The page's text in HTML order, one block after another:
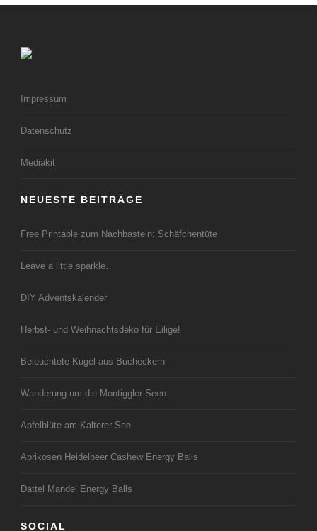
Impressum
Datenschutz
Mediakit
NEUESTE BEITRÄGE
Free Printable zum Nachbasteln: Schäfchentüte
Leave a little sparkle…
DIY Adventskalender
Herbst- und Weihnachtsdeko für Eilige!
Beleuchtete Kugel aus Bucheckern
Wanderung um die Montiggler Seen
Apfelblüte am Kalterer See
Aprikosen Heidelbeer Cashew Energy Balls
Dattel Mandel Energy Balls
SOCIAL